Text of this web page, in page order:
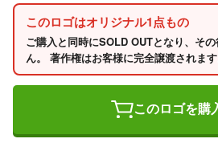
このロゴはオリジナル1点もの
ご購入と同時にSOLD OUTとなり、そ
ん。 著作権はお客様に完全譲渡されます
このロゴを購